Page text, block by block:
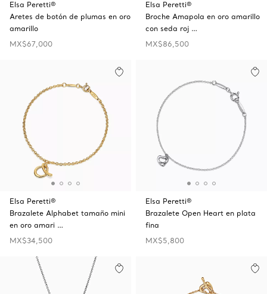
Elsa Peretti®
Aretes de botón de plumas en oro
amarillo
MX$67,000
Elsa Peretti®
Broche Amapola en oro amarillo
con seda roj …
MX$86,500
Elsa Peretti®
Brazalete Alphabet tamaño mini
en oro amari …
MX$34,500
Elsa Peretti®
Brazalete Open Heart en plata
fina
MX$5,800